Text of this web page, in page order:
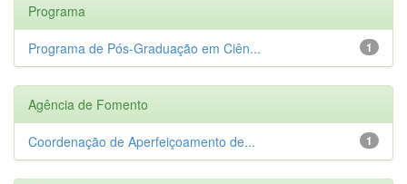
Programa
1
Programa de Pós-Graduação em Ciên...
Agência de Fomento
1
Coordenação de Aperfeiçoamento de...